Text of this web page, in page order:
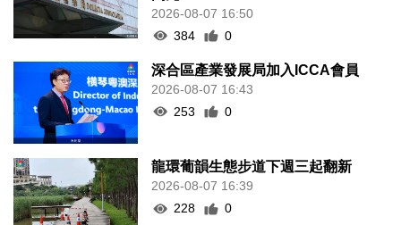
2026-08-07 16:50
384
0
深合區產業發展局加入ICCA會員
2026-08-07 16:43
253
0
龍環葡韻生態步道下週三起翻新
2026-08-07 16:39
228
0